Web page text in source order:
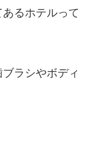
るホテルって
ラシやボディ